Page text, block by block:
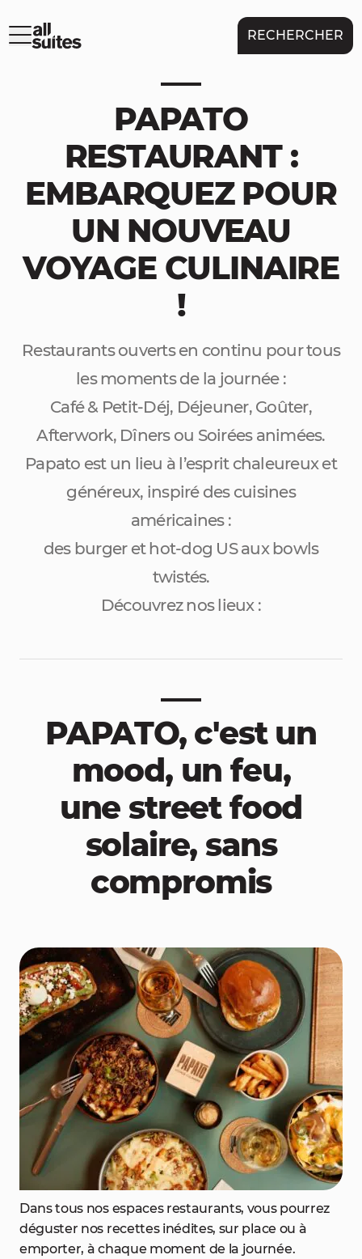
RECHERCHER
PAPATO
RESTAURANT :
EMBARQUEZ POUR
UN NOUVEAU
VOYAGE CULINAIRE
!
Restaurants ouverts en continu pour tous
les moments de la journée :
Café & Petit-Déj, Déjeuner, Goûter,
Afterwork, Dîners ou Soirées animées.
Papato est un lieu à l’esprit chaleureux et
généreux, inspiré des cuisines
américaines :
des burger et hot-dog US aux bowls
twistés.
Découvrez nos lieux :
PAPATO, c'est un
mood, un feu,
une street food
solaire, sans
compromis
Dans tous nos espaces restaurants, vous pourrez
déguster nos recettes inédites, sur place ou à
emporter, à chaque moment de la journée.